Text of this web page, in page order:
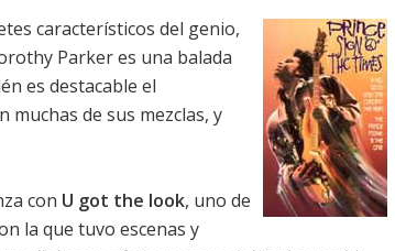
característicos del genio,
Parker es una balada
es destacable el
muchas de sus mezclas, y
con U got the look, uno de
la que tuvo escenas y